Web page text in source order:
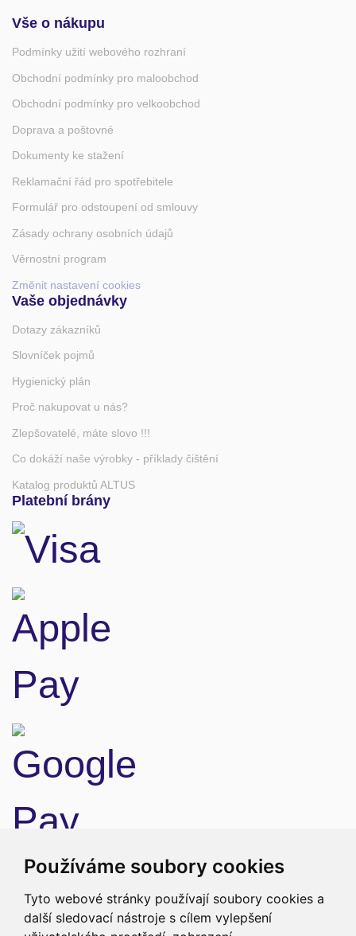
Používáme soubory cookies
Tyto webové stránky používají soubory cookies a
další sledovací nástroje s cílem vylepšení
Vše o nákupu
Podmínky užití webového rozhraní
Obchodní podmínky pro maloobchod
Obchodní podmínky pro velkoobchod
Doprava a poštovné
Dokumenty ke stažení
Reklamační řád pro spotřebitele
Formulář pro odstoupení od smlouvy
Zásady ochrany osobních údajů
Věrnostní program
Změnit nastavení cookies
Vaše objednávky
Dotazy zákazníků
Slovníček pojmů
Hygienický plán
Proč nakupovat u nás?
Zlepšovatelé, máte slovo !!!
Co dokáží naše výrobky - příklady čištění
Katalog produktů ALTUS
Platební brány
Doprava